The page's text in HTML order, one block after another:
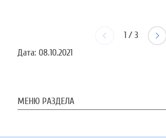
1/ 3
Дата: 08.10.2021
МЕНЮ РАЗДЕЛА